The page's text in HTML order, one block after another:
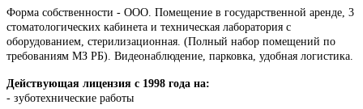
Форма собственности - ООО. Помещение в государственной аренде, 3
стоматологических кабинета и техническая лаборатория с
оборудованием, стерилизационная. (Полный набор помещений по
требованиям МЗ РБ). Видеонаблюдение, парковка, удобная логистика.
Действующая лицензия с 1998 года на:
- зуботехнические работы